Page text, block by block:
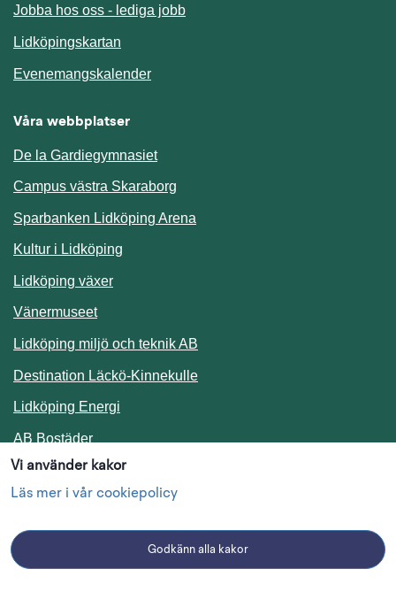
Vi använder kakor
Läs mer i vår cookiepolicy
Godkänn alla kakor
Jobba hos oss - lediga jobb
Lidköpingskartan
EvenemangskalenderLänk till annan webbplats.
Våra webbplatser
De la Gardiegymnasiet
Campus västra Skaraborg
Sparbanken Lidköping Arena
Kultur i Lidköping
Lidköping växer
Vänermuseet
Lidköping miljö och teknik AB
Destination Läckö-KinnekulleLänk till annan webbplats.
Lidköping Energi
AB BostäderLänk till annan webbplats.
Följ oss i sociala medier
Linkedin